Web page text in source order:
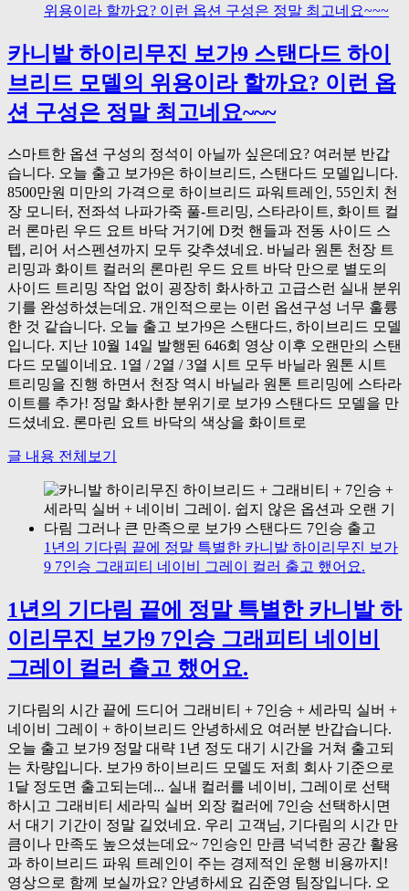
위용이라 할까요? 이런 옵션 구성은 정말 최고네요~~~
카니발 하이리무진 보가9 스탠다드 하이
브리드 모델의 위용이라 할까요? 이런 옵
션 구성은 정말 최고네요~~~
스마트한 옵션 구성의 정석이 아닐까 싶은데요? 여러분 반갑
습니다. 오늘 출고 보가9은 하이브리드, 스탠다드 모델입니다.
8500만원 미만의 가격으로 하이브리드 파워트레인, 55인치 천
장 모니터, 전좌석 나파가죽 풀-트리밍, 스타라이트, 화이트 컬
러 론마린 우드 요트 바닥 거기에 D컷 핸들과 전동 사이드 스
텝, 리어 서스펜션까지 모두 갖추셨네요. 바닐라 원톤 천장 트
리밍과 화이트 컬러의 론마린 우드 요트 바닥 만으로 별도의
사이드 트리밍 작업 없이 굉장히 화사하고 고급스런 실내 분위
기를 완성하셨는데요. 개인적으로는 이런 옵션구성 너무 훌륭
한 것 같습니다. 오늘 출고 보가9은 스탠다드, 하이브리드 모델
입니다. 지난 10월 14일 발행된 646회 영상 이후 오랜만의 스탠
다드 모델이네요. 1열 / 2열 / 3열 시트 모두 바닐라 원톤 시트
트리밍을 진행 하면서 천장 역시 바닐라 원톤 트리밍에 스타라
이트를 추가! 정말 화사한 분위기로 보가9 스탠다드 모델을 만
드셨네요. 론마린 요트 바닥의 색상을 화이트로
글 내용 전체보기
1년의 기다림 끝에 정말 특별한 카니발 하이리무진 보가
9 7인승 그래피티 네이비 그레이 컬러 출고 했어요.
1년의 기다림 끝에 정말 특별한 카니발 하
이리무진 보가9 7인승 그래피티 네이비
그레이 컬러 출고 했어요.
기다림의 시간 끝에 드디어 그래비티 + 7인승 + 세라믹 실버 +
네이비 그레이 + 하이브리드 안녕하세요 여러분 반갑습니다.
오늘 출고 보가9 정말 대략 1년 정도 대기 시간을 거쳐 출고되
는 차량입니다. 보가9 하이브리드 모델도 저희 회사 기준으로
1달 정도면 출고되는데... 실내 컬러를 네이비, 그레이로 선택
하시고 그래비티 세라믹 실버 외장 컬러에 7인승 선택하시면
서 대기 기간이 정말 길었네요. 우리 고객님, 기다림의 시간 만
큼이나 만족도 높으셨는데요~ 7인승인 만큼 넉넉한 공간 활용
과 하이브리드 파워 트레인이 주는 경제적인 운행 비용까지!
영상으로 함께 보실까요? 안녕하세요 김준영 팀장입니다. 오